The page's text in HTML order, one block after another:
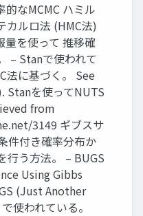
なMCMC ハミル
カルロ法 (HMC法)
量を使って 推移確
– Stanで使われて
法に基づく。 See
Stanを使ってNUTS
from
3149 ギブスサ
件付き確率分布か
行う方法。 – BUGS
Using Gibbs
(Just Another
使われている。